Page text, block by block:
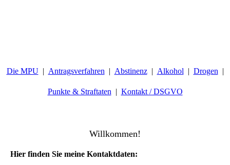
Die MPU Antragsverfahren Abstinenz Alkohol Drogen
Punkte & Straftaten Kontakt / DSGVO
Willkommen!
Hier finden Sie meine Kontaktdaten: